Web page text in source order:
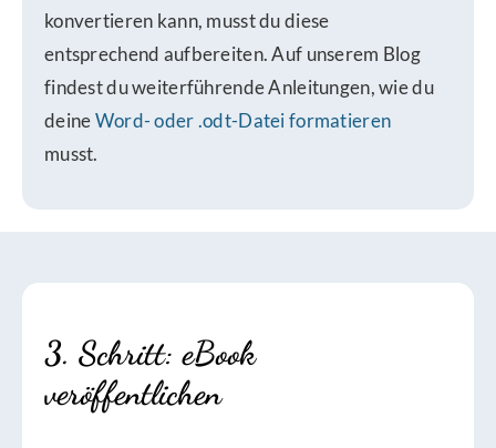
konvertieren kann, musst du diese
entsprechend aufbereiten. Auf unserem Blog
findest du weiterführende Anleitungen, wie du
deineWord- oder .odt-Datei formatieren
musst.
3. Schritt: eBook
veröffentlichen